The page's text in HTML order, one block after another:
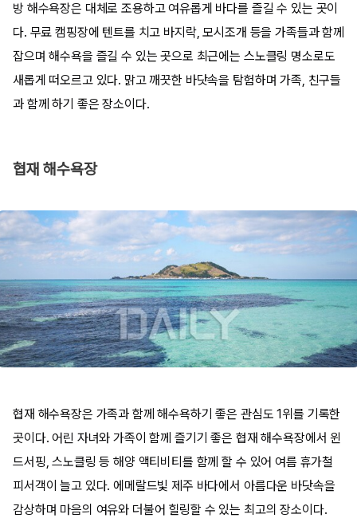
방 해수욕장은 대체로 조용하고 여유롭게 바다를 즐길 수 있는 곳이
다. 무료 캠핑장에 텐트를 치고 바지락, 모시조개 등을 가족들과 함께
잡으며 해수욕을 즐길 수 있는 곳으로 최근에는 스노클링 명소로도
새롭게 떠오르고 있다. 맑고 깨끗한 바닷속을 탐험하며 가족, 친구들
과 함께 하기 좋은 장소이다.
협재 해수욕장
협재 해수욕장은 가족과 함께 해수욕하기 좋은 관심도 1위를 기록한
곳이다. 어린 자녀와 가족이 함께 즐기기 좋은 협재 해수욕장에서 윈
드서핑, 스노클링 등 해양 액티비티를 함께 할 수 있어 여름 휴가철
피서객이 늘고 있다. 에메랄드빛 제주 바다에서 아름다운 바닷속을
감상하며 마음의 여유와 더불어 힐링할 수 있는 최고의 장소이다.